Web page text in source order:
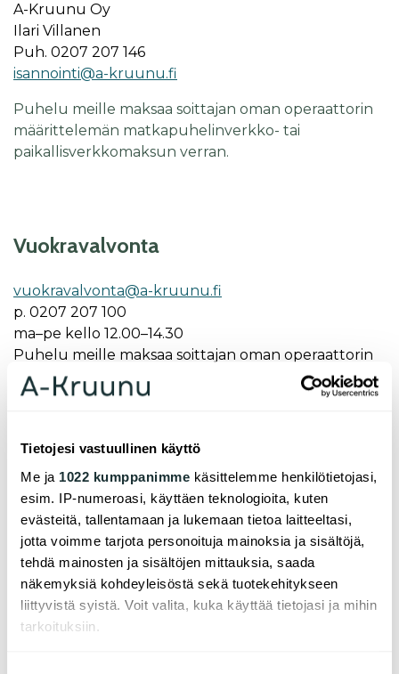
Tietojesi vastuullinen käyttö
Me ja 1022 kumppanimme käsittelemme henkilötietojasi,
esim. IP-numeroasi, käyttäen teknologioita, kuten
evästeitä, tallentamaan ja lukemaan tietoa laitteeltasi,
jotta voimme tarjota personoituja mainoksia ja sisältöjä,
tehdä mainosten ja sisältöjen mittauksia, saada
näkemyksiä kohdeyleisöstä sekä tuotekehitykseen
liittyvistä syistä. Voit valita, kuka käyttää tietojasi ja mihin
tarkoituksiin.
A-Kruunu Oy
Ilari Villanen
Puh. 0207 207 146
isannointi@a-kruunu.fi
Puhelu meille maksaa soittajan oman operaattorin
määrittelemän matkapuhelinverkko- tai
paikallisverkkomaksun verran.
Vuok­ra­val­von­ta
vuok­ra­val­von­ta@a-kruu­nu.fi
p. 0207 207 100
ma–pe kel­lo 12.00–14.30
Puhelu meille maksaa soittajan oman operaattorin
määrittelemän matkapuhelinverkko- tai
paikallisverkkomaksun verran.
raus
vuok­raus@a-kruu­nu.fi
p. 0207 207 100
ma–pe kel­lo 12.00–14.30
Puhelu meille maksaa soittajan oman operaattorin
määrittelemän matkapuhelinverkko- tai
paikallisverkkomaksun verran.